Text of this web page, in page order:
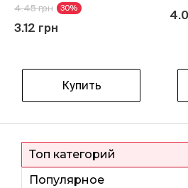
4.45 грн 30%
3.12 грн
Купить
Топ категорий
Популярное